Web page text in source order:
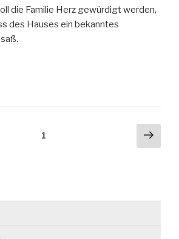
die Familie Herz gewürdigt werden,
des Hauses ein bekanntes
1